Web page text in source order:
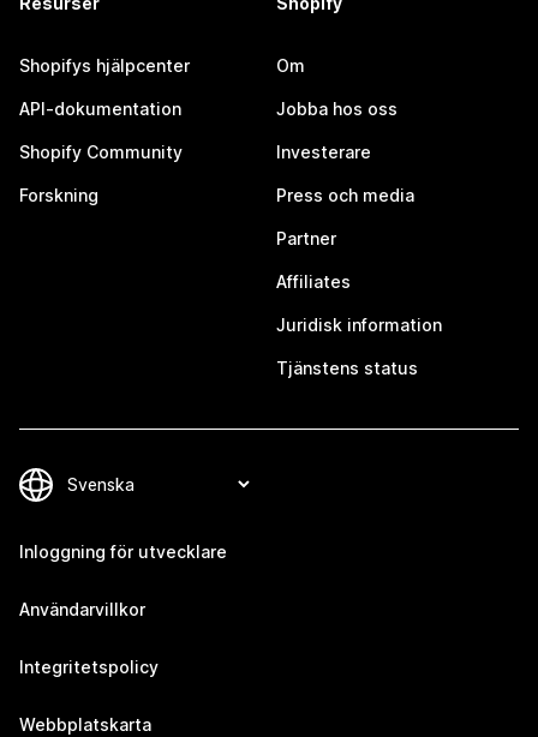
Shopifys hjälpcenter
API-dokumentation
Shopify Community
Forskning
Om
Jobba hos oss
Investerare
Press och media
Partner
Affiliates
Juridisk information
Tjänstens status
Inloggning för utvecklare
Användarvillkor
Integritetspolicy
Webbplatskarta